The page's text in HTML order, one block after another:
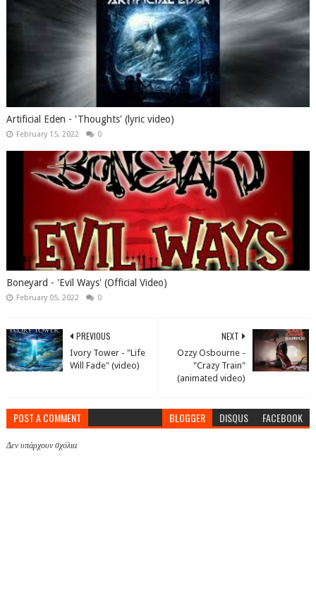
Artificial Eden - 'Thoughts' (lyric video)
February 15, 2022 0
Boneyard - 'Evil Ways' (Official Video)
February 05, 2022 0
NEXT
Ozzy Osbourne -
"Crazy Train"
(animated video)
PREVIOUS
Ivory Tower - "Life
Will Fade" (video)
POST A COMMENT BLOGGER DISQUS FACEBOOK
Δεν υπάρχουν σχόλια